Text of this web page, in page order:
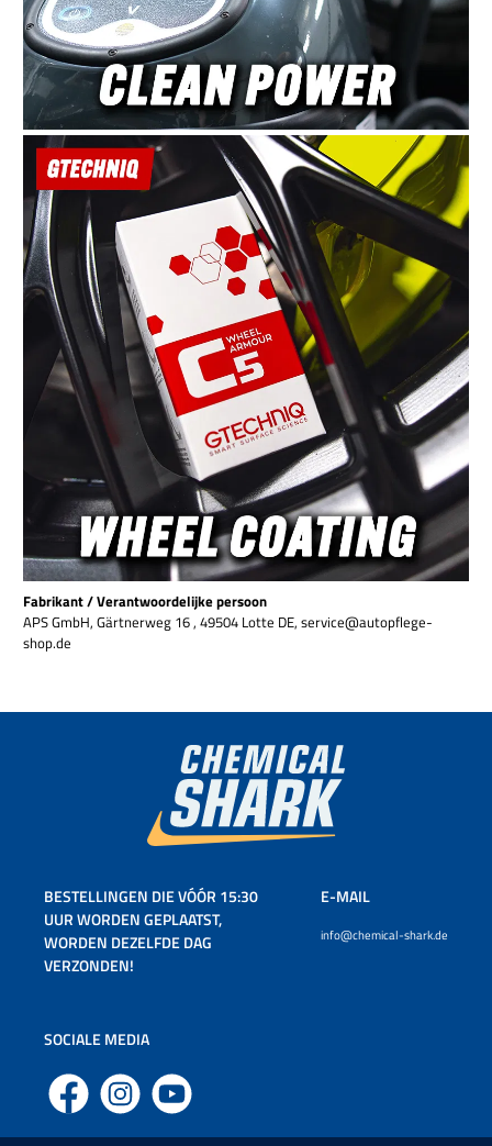
Fabrikant / Verantwoordelijke persoon
APS GmbH, Gärtnerweg 16 , 49504 Lotte DE, service@autopflege-
shop.de
BESTELLINGEN DIE VÓÓR 15:30
UUR WORDEN GEPLAATST,
WORDEN DEZELFDE DAG
VERZONDEN!
E-MAIL
info@chemical-shark.de
SOCIALE MEDIA
Facebook Instagram YouTube